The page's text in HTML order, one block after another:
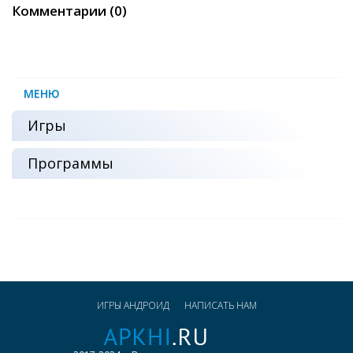
Комментарии (0)
МЕНЮ
Игры
Программы
ИГРЫ АНДРОИД НАПИСАТЬ НАМ